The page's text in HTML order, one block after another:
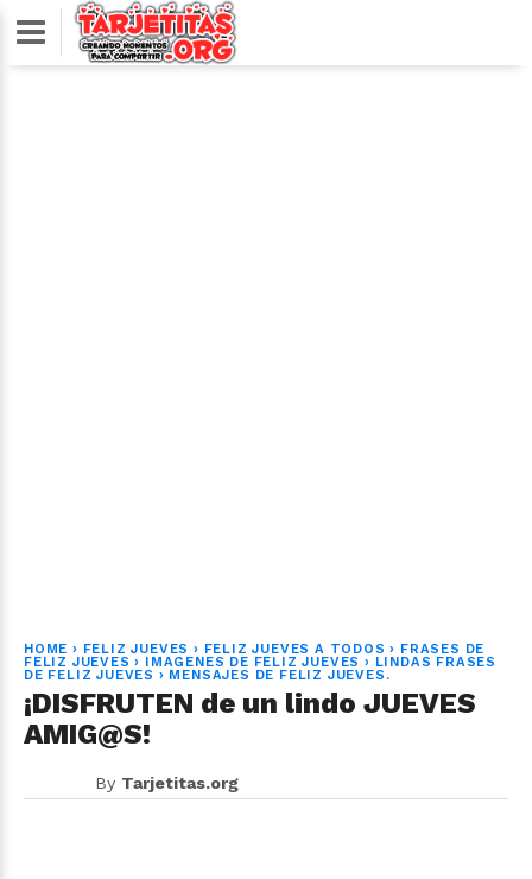
HOME › FELIZ JUEVES › FELIZ JUEVES A TODOS › FRASES DE
FELIZ JUEVES › IMAGENES DE FELIZ JUEVES › LINDAS FRASES
DE FELIZ JUEVES › MENSAJES DE FELIZ JUEVES.
¡DISFRUTEN de un lindo JUEVES
AMIG@S!
By Tarjetitas.org